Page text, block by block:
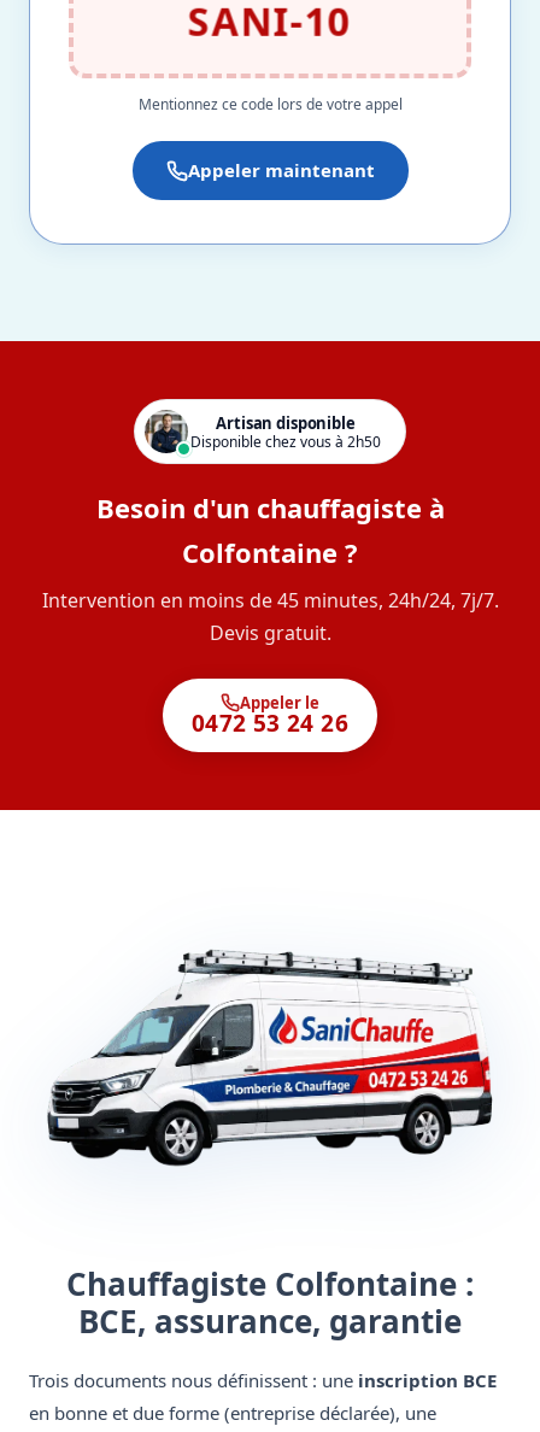
SANI-10
Mentionnez ce code lors de votre appel
Appeler maintenant
Artisan disponible
Disponible chez vous à 2h50
Besoin d'un chauffagiste à
Colfontaine ?
Intervention en moins de 45 minutes, 24h/24, 7j/7.
Devis gratuit.
Appeler le
0472 53 24 26
Chauffagiste Colfontaine :
BCE, assurance, garantie
Trois documents nous définissent : une inscription BCE
en bonne et due forme (entreprise déclarée), une